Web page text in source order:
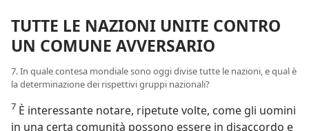
TUTTE LE NAZIONI UNITE CONTRO
UN COMUNE AVVERSARIO
7. In quale contesa mondiale sono oggi divise tutte le nazioni, e qual è
la determinazione dei rispettivi gruppi nazionali?
7 È interessante notare, ripetute volte, come gli uomini
in una certa comunità possono essere in disaccordo e